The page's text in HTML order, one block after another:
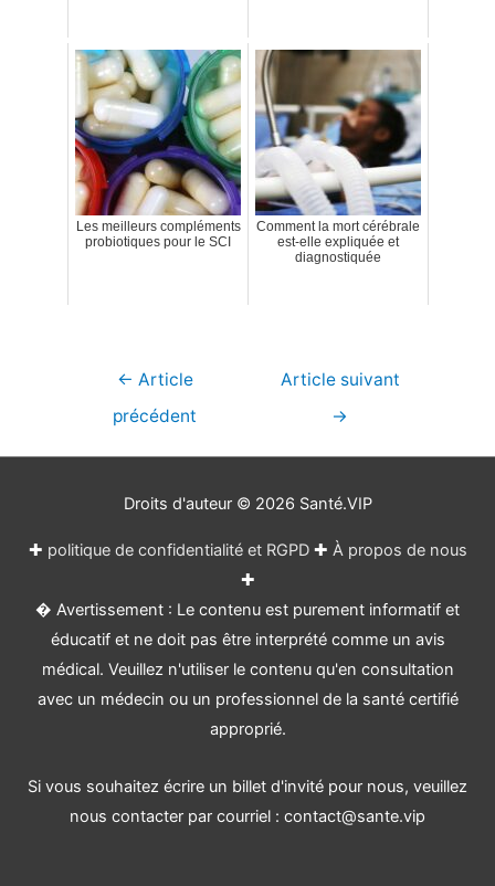
Les meilleurs compléments
probiotiques pour le SCI
Comment la mort cérébrale
est-elle expliquée et
diagnostiquée
Navigation
← Article
précédent
Article suivant
→
Droits d'auteur © 2026 Santé.VIP
✚ politique de confidentialité et RGPD✚ À propos de nous
✚
� Avertissement : Le contenu est purement informatif et
éducatif et ne doit pas être interprété comme un avis
médical. Veuillez n'utiliser le contenu qu'en consultation
avec un médecin ou un professionnel de la santé certifié
approprié.
Si vous souhaitez écrire un billet d'invité pour nous, veuillez
nous contacter par courriel : contact@sante.vip